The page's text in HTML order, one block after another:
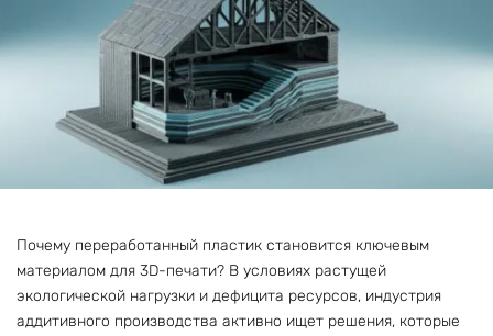
Почему переработанный пластик становится ключевым
материалом для 3D-печати? В условиях растущей
экологической нагрузки и дефицита ресурсов, индустрия
аддитивного производства активно ищет решения, которые